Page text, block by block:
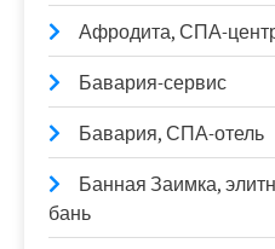
Афродита, СПА-
Бавария-сервис
Бавария, СПА-отель
Банная Заимка,
бань